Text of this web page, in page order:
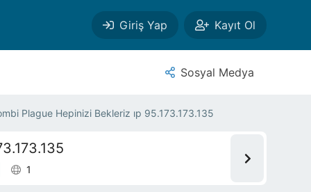
Giriş Yap Kayıt Ol
Sosyal Medya
Plague Hepinizi Bekleriz ıp 95.173.173.135
1